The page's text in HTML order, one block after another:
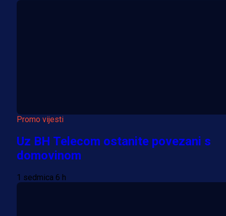
Promo vijesti
Uz BH Telecom ostanite povezani s
domovinom
1 sedmica 6 h